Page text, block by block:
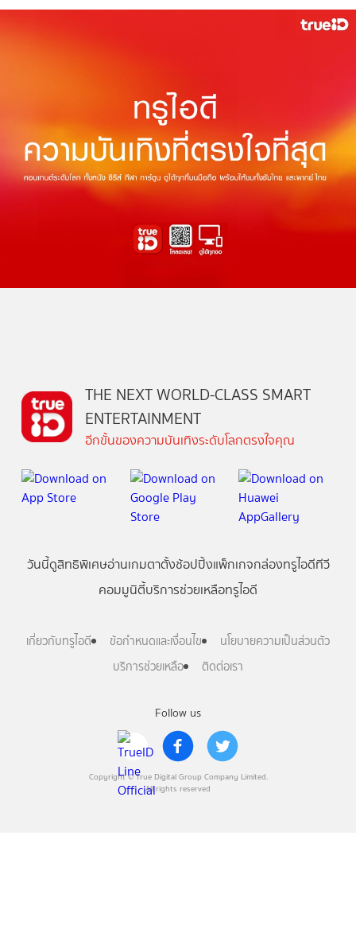
Follow us
Copyright © True Digital Group Company Limited.
All rights reserved
THE NEXT WORLD-CLASS SMART
ENTERTAINMENT
อีกขั้นของความบันเทิงระดับโลกตรงใจคุณ
วันนี้ดูสิทธิพิเศษอ่านเกมตาตั้งช้อปปิ้งแพ็กเกจกล่องทรูไอดีทีวี
คอมมูนิตี้บริการช่วยเหลือทรูไอดี
เกี่ยวกับทรูไอดี ข้อกำหนดและเงื่อนไข
นโยบายความเป็นส่วนตัว
บริการช่วยเหลือ
ติดต่อเรา